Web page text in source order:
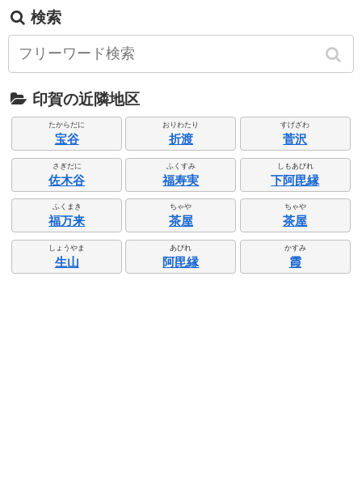
検索
印賀の近隣地区
たからだに
宝谷
おりわたり
折渡
すげざわ
菅沢
さぎだに
佐木谷
ふくすみ
福寿実
しもあびれ
下阿毘縁
ふくまき
福万来
ちゃや
茶屋
ちゃや
茶屋
しょうやま
生山
あびれ
阿毘縁
かすみ
霞